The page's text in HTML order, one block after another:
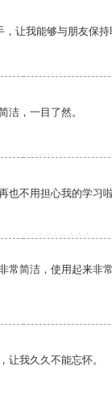
让我能够与朋友保持
洁，一目了然。
也不用担心我的学习啦
常简洁，使用起来非
让我久久不能忘怀。